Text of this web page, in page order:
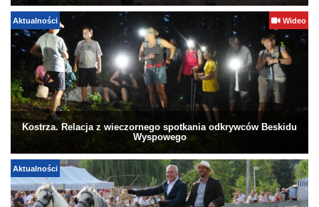
Aktualności Wideo
Kostrza. Relacja z wieczornego spotkania odkrywców Beskidu
Wyspowego
Aktualności